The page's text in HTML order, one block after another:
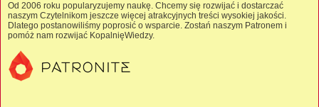
Od 2006 roku popularyzujemy naukę. Chcemy się rozwijać i dostarczać
naszym Czytelnikom jeszcze więcej atrakcyjnych treści wysokiej jakości.
Dlatego postanowiliśmy poprosić o wsparcie. Zostań naszym Patronem i
pomóż nam rozwijać KopalnięWiedzy.